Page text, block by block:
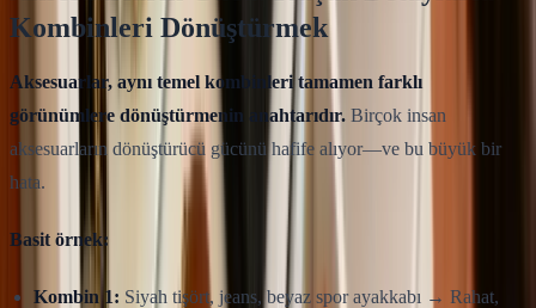
Kombinleri Dönüştürmek
Aksesuarlar, aynı temel kombinleri tamamen farklı
görünümlere dönüştürmenin anahtarıdır. Birçok insan
aksesuarların dönüştürücü gücünü hafife alıyor—ve bu büyük bir
hata.
Basit örnek:
Kombin 1: Siyah tişört, jeans, beyaz spor ayakkabı → Rahat,